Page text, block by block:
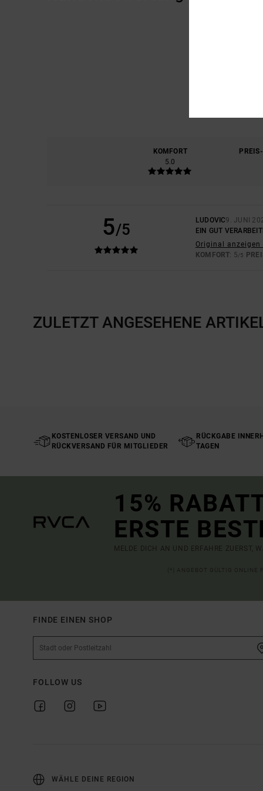
KOMFORT
5.0
5/5
LUDOVIC9. JUNI
EIN GUT
Original anzeigen
KOMFORT: 5/5
ZULETZT ANGESEHENE
KOSTENLOSER VERSAND UND
RÜCKVERSAND FÜR MITGLIEDER
RÜCKGABE
TAGEN
15%
ERSTE
MELDE DICH AN UND ERFAHRE ZUERST,
FINDE EINEN SHOP
FOLLOW US
WÄHLE DEINE REGION